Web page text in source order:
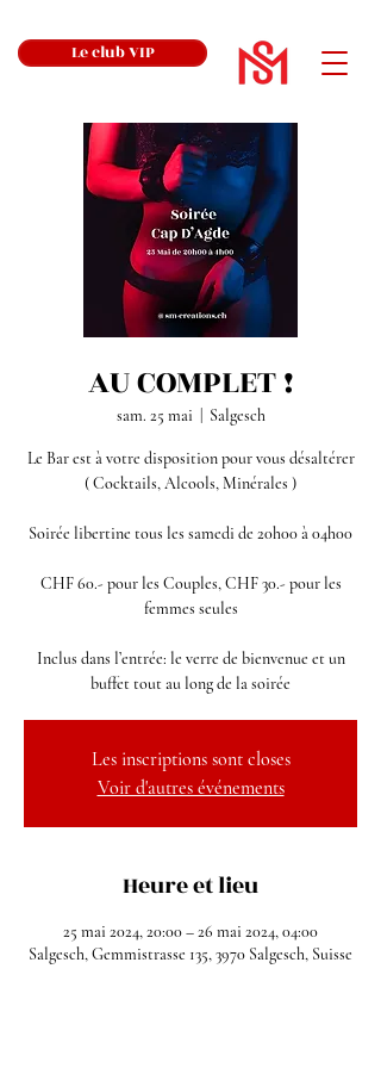
Le club VIP
AU COMPLET !
sam. 25 mai Salgesch
Le Bar est à votre disposition pour vous désaltérer
( Cocktails, Alcools, Minérales )
Soirée libertine tous les samedi de 20h00 à 04h00
CHF 60.- pour les Couples, CHF 30.- pour les
femmes seules
Inclus dans l’entrée: le verre de bienvenue et un
buffet tout au long de la soirée
Les inscriptions sont closes
Voir d'autres événements
Heure et lieu
25 mai 2024, 20:00 – 26 mai 2024, 04:00
Salgesch, Gemmistrasse 135, 3970 Salgesch, Suisse